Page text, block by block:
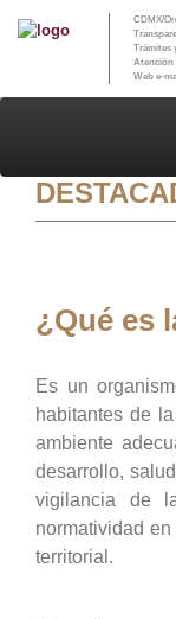
CDMX/
Trámites
Atención
Web e-
Previous
¿Qué es
Es un
habitantes de
ambiente
desarrollo,
vigilancia de
normatividad
territorial.